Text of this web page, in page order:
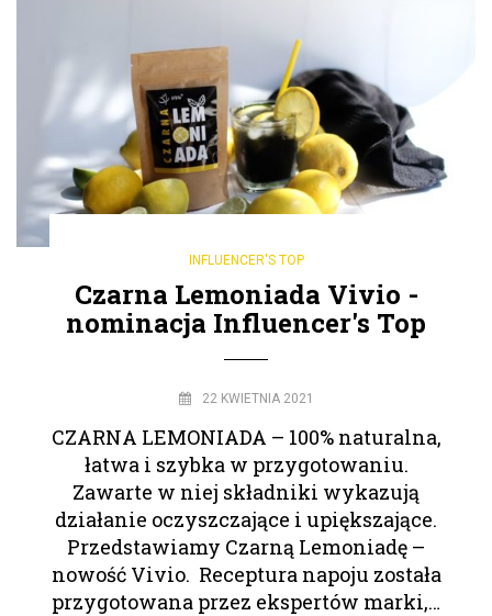
INFLUENCER'S TOP
Czarna Lemoniada Vivio -
nominacja Influencer's Top
22 KWIETNIA 2021
CZARNA LEMONIADA – 100% naturalna,
łatwa i szybka w przygotowaniu.
Zawarte w niej składniki wykazują
działanie oczyszczające i upiększające.
Przedstawiamy Czarną Lemoniadę –
nowość Vivio. Receptura napoju została
przygotowana przez ekspertów marki,…